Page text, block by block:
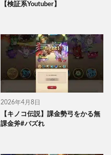
【検証系Youtuber】
2026年4月8日
【キノコ伝説】課金勢弓をかる無
課金斧#バズれ